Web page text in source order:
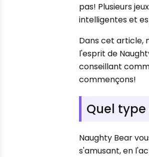
pas! Plusieurs
intelligentes et
Dans cet article,
l'esprit de
conseillant
commençons!
Quel
Naughty Bear
s'amusant, en